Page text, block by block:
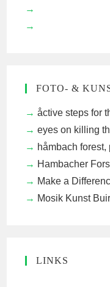
FOTO- &
åctive steps for
eyes on killing
håmbach
Hambacher
Make a
Mosik Kunst Buir
LINKS